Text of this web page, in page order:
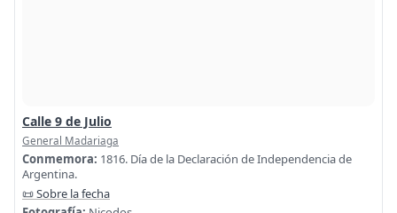
Calle 9 de Julio
General Madariaga
Conmemora: 1816. Día de la Declaración de Independencia de
Argentina.
📜 Sobre la fecha